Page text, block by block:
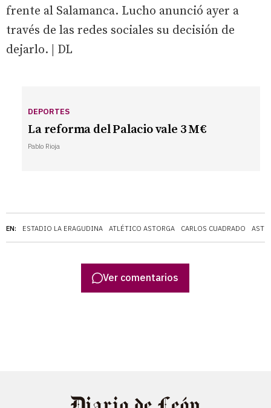
EN: ESTADIO LA ERAGUDINA ATLÉTICO ASTORGA CARLOS CUADRADO
frente al Salamanca. Lucho anunció ayer a
través de las redes sociales su decisión de
dejarlo. | DL
DEPORTES
La reforma del Palacio vale 3 M€
Pablo Rioja
Ver comentarios